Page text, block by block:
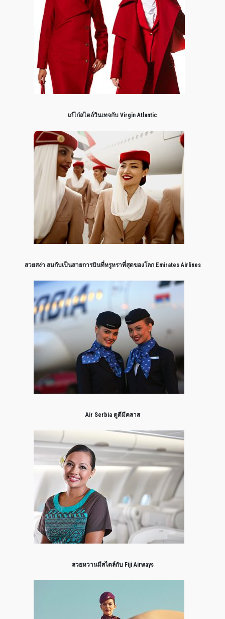
เก๋ไก๋สไตล์วินเทจกับ Virgin Atlantic
สวยสง่า สมกับเป็นสายการบินที่หรูหราที่สุดของโลก Emirates Airlines
Air Serbia ดูดีมีคลาส
สวยหวานมีสไตล์กับ Fiji Airways